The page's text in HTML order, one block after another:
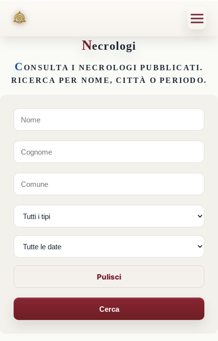
Necrologi
C ONSULTA I NECROLOGI PUBBLICATI.
RICERCA PER NOME, CITTÀ O PERIODO.
Pulisci
Cerca